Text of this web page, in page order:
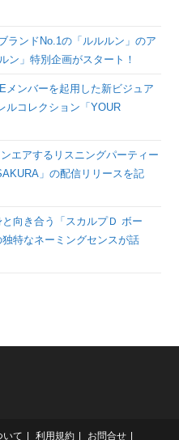
ランドNo.1の「ルルルン」のア
ン」特別企画がスタート！
メンバーを起用した新ビジュア
ルコレクション「YOUR
エアするリスニングパーティー
」の配信リリースを記
向き合う「スカルプＤ ボー
特なネーミングセンスが話
いて 利用規約 お問合せ